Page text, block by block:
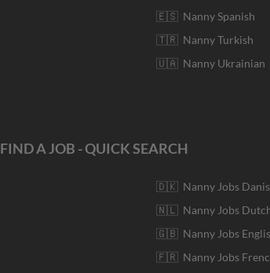
🇪🇸 Nanny Spanish
🇹🇷 Nanny Turkish
🇺🇦 Nanny Ukrainian
FIND A JOB - QUICK SEARCH
🇩🇰 Nanny Jobs
🇳🇱 Nanny Jobs
🇬🇧 Nanny Jobs
🇫🇷 Nanny Jobs